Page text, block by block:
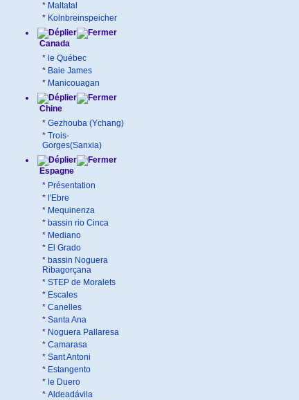
* Maltatal
* Kolnbreinspeicher
Canada
* le Québec
* Baie James
* Manicouagan
Chine
* Gezhouba (Ychang)
* Trois-
Gorges(Sanxia)
Espagne
* Présentation
* l'Ebre
* Mequinenza
* bassin rio Cinca
* Mediano
* El Grado
* bassin Noguera
Ribagorçana
* STEP de Moralets
* Escales
* Canelles
* Santa Ana
* Noguera Pallaresa
* Camarasa
* Sant Antoni
* Estangento
* le Duero
* Aldeadávila